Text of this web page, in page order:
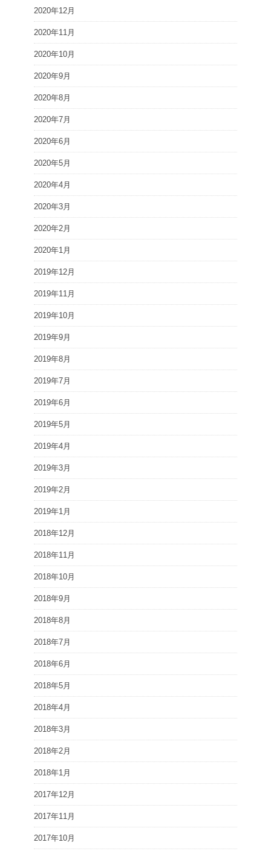
2020年12月
2020年11月
2020年10月
2020年9月
2020年8月
2020年7月
2020年6月
2020年5月
2020年4月
2020年3月
2020年2月
2020年1月
2019年12月
2019年11月
2019年10月
2019年9月
2019年8月
2019年7月
2019年6月
2019年5月
2019年4月
2019年3月
2019年2月
2019年1月
2018年12月
2018年11月
2018年10月
2018年9月
2018年8月
2018年7月
2018年6月
2018年5月
2018年4月
2018年3月
2018年2月
2018年1月
2017年12月
2017年11月
2017年10月